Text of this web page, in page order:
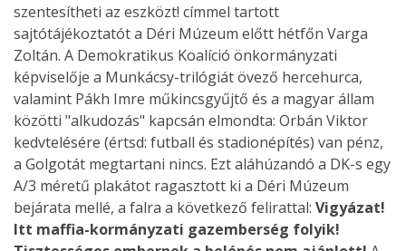
szentesítheti az eszközt! címmel tartott
sajtótájékoztatót a Déri Múzeum előtt hétfőn Varga
Zoltán. A Demokratikus Koalíció önkormányzati
képviselője a Munkácsy-trilógiát övező hercehurca,
valamint Pákh Imre műkincsgyűjtő és a magyar állam
közötti "alkudozás" kapcsán elmondta: Orbán Viktor
kedvtelésére (értsd: futball és stadionépítés) van pénz,
a Golgotát megtartani nincs. Ezt aláhúzandó a DK-s egy
A/3 méretű plakátot ragasztott ki a Déri Múzeum
bejárata mellé, a falra a következő felirattal: Vigyázat!
Itt maffia-kormányzati gazemberség folyik!